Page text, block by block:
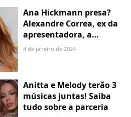
Ana Hickmann presa?
Alexandre Correa, ex da
apresentadora, a
denuncia por alienação
4 de janeiro de 2024
Anitta e Melody terão 3
músicas juntas! Saiba
tudo sobre a parceria